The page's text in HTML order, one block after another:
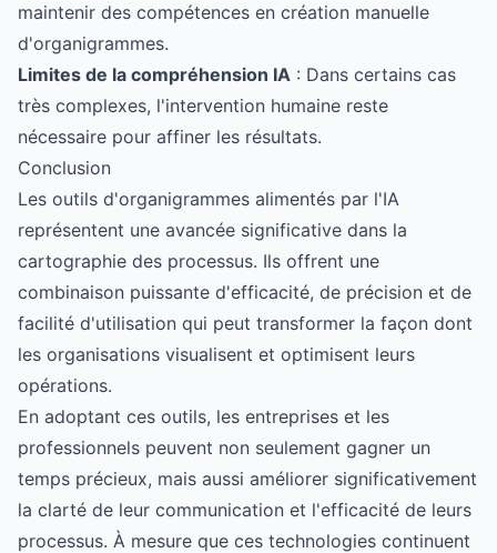
maintenir des compétences en création manuelle
d'organigrammes.
Limites de la compréhension IA : Dans certains cas
très complexes, l'intervention humaine reste
nécessaire pour affiner les résultats.
Conclusion
Les outils d'organigrammes alimentés par l'IA
représentent une avancée significative dans la
cartographie des processus. Ils offrent une
combinaison puissante d'efficacité, de précision et de
facilité d'utilisation qui peut transformer la façon dont
les organisations visualisent et optimisent leurs
opérations.
En adoptant ces outils, les entreprises et les
professionnels peuvent non seulement gagner un
temps précieux, mais aussi améliorer significativement
la clarté de leur communication et l'efficacité de leurs
processus. À mesure que ces technologies continuent